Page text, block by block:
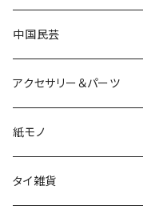
中国民芸
アクセサリー＆パーツ
紙モノ
タイ雑貨